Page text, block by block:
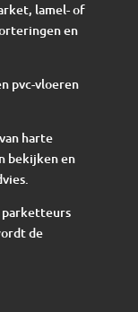
lamel- of
en
pvc-vloeren
harte
bekijken en
parketteurs
de